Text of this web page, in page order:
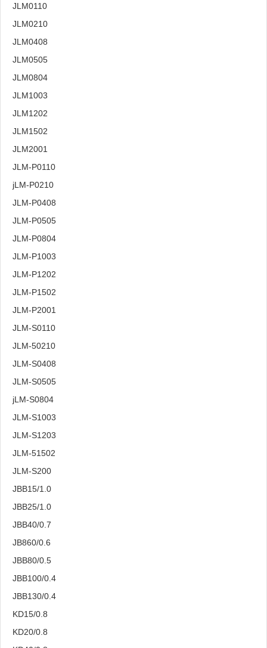
JLM0110
JLM0210
JLM0408
JLM0505
JLM0804
JLM1003
JLM1202
JLM1502
JLM2001
JLM-P0110
jLM-P0210
JLM-P0408
JLM-P0505
JLM-P0804
JLM-P1003
JLM-P1202
JLM-P1502
JLM-P2001
JLM-S0110
JLM-50210
JLM-S0408
JLM-S0505
jLM-S0804
JLM-S1003
JLM-S1203
JLM-51502
JLM-S200
JBB15/1.0
JBB25/1.0
JBB40/0.7
JB860/0.6
JBB80/0.5
JBB100/0.4
JBB130/0.4
KD15/0.8
KD20/0.8